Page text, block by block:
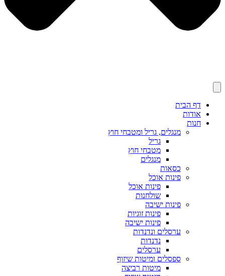
דף הבית
אודות
חנות
מנגלים, גריל ומטבחי חוץ
גריל
מטבחי חוץ
מנגלים
כסאות
פינות אוכל
פינות אוכל
שולחנות
פינות ישיבה
פינות זוגיות
פינות ישיבה
ערסלים ונדנדות
נדנדות
ערסלים
ספסלים ומיטות שיזוף
מיטות רביצה